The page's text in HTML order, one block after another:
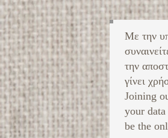
Με την
την
γίνει
Joining
your
be the